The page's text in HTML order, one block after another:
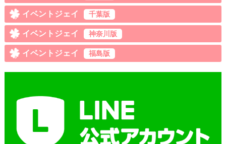
イベントジェイ 千葉版
イベントジェイ 神奈川版
イベントジェイ 福島版